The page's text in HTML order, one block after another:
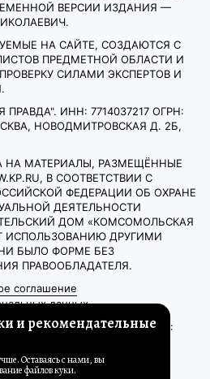
ВЕРСИИ ИЗДАНИЯ —
НА САЙТЕ, СОЗДАЮТСЯ С
ПРЕДМЕТНОЙ ОБЛАСТИ И
СИЛАМИ ЭКСПЕРТОВ И
ИНН: 7714037217 ОГРН:
НОВОДМИТРОВСКАЯ Д. 2Б,
НА МАТЕРИАЛЫ, РАЗМЕЩЁННЫЕ
В СООТВЕТСТВИИ С
ФЕДЕРАЦИИ ОБ ОХРАНЕ
ДЕЯТЕЛЬНОСТИ
ДОМ «КОМСОМОЛЬСКАЯ
ИСПОЛЬЗОВАНИЮ ДРУГИМИ
БЫЛО ФОРМЕ БЕЗ
ПРАВООБЛАДАТЕЛЯ.
соглашение
данных
ПРАВ И СВЯЗЬ С РЕДАКЦИЕЙ:
и рекомендательные
Оставаясь с нами, вы
файлов куки.